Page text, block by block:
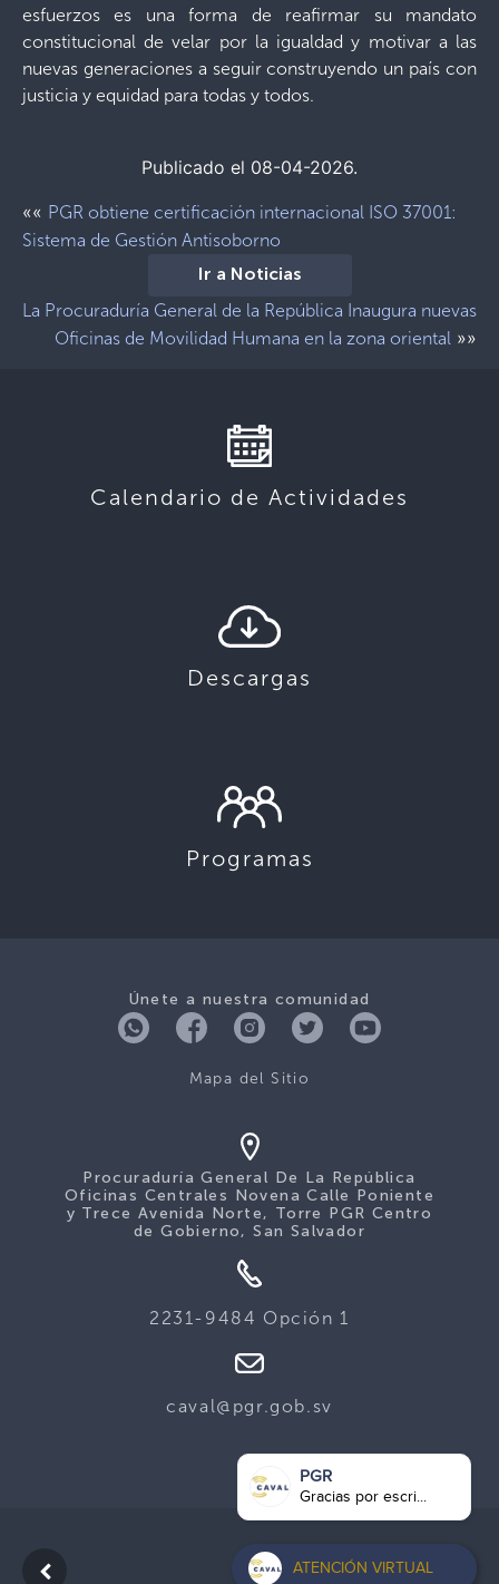
esfuerzos es una forma de reafirmar su mandato
constitucional de velar por la igualdad y motivar a las
nuevas generaciones a seguir construyendo un país con
justicia y equidad para todas y todos.
Publicado el 08-04-2026.
«« PGR obtiene certificación internacional ISO 37001:
Sistema de Gestión Antisoborno
Ir a Noticias
La Procuraduría General de la República Inaugura nuevas
Oficinas de Movilidad Humana en la zona oriental »»
Calendario de Actividades
Descargas
Programas
Únete a nuestra comunidad
Mapa del Sitio
Procuraduría General De La República
Oficinas Centrales Novena Calle Poniente
y Trece Avenida Norte, Torre PGR Centro
de Gobierno, San Salvador
2231-9484 Opción 1
caval@pgr.gob.sv